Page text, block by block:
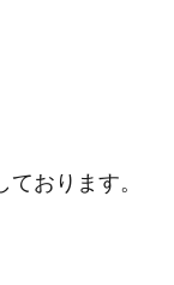
おります。